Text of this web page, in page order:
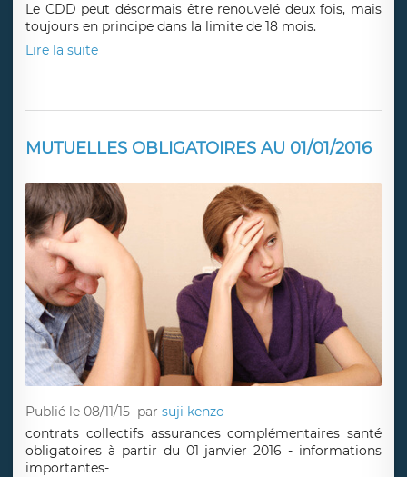
Le CDD peut désormais être renouvelé deux fois, mais
toujours en principe dans la limite de 18 mois.
Lire la suite
MUTUELLES OBLIGATOIRES AU 01/01/2016
Publié le 08/11/15 parsuji kenzo
contrats collectifs assurances complémentaires santé
obligatoires à partir du 01 janvier 2016 - informations
importantes-